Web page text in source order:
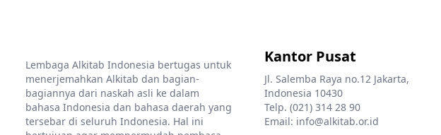
Lembaga Alkitab Indonesia bertugas untuk
menerjemahkan Alkitab dan bagian-
bagiannya dari naskah asli ke dalam
bahasa Indonesia dan bahasa daerah yang
tersebar di seluruh Indonesia. Hal ini
Kantor Pusat
Jl. Salemba Raya no.12 Jakarta,
Indonesia 10430
Telp. (021) 314 28 90
Email: info@alkitab.or.id